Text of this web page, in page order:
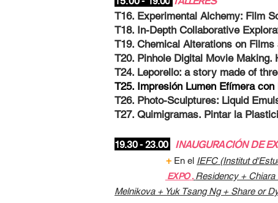
T16. Experimental Alchemy: Film
T18. In-Depth Collaborative
T19. Chemical Alterations on
T20. Pinhole Digital Movie
T24. Leporello: a story made of
T25. Impresión Lumen Efímera con
T26. Photo-Sculptures: Liquid
T27. Quimigramas. Pintar la
19.30 - 23.00 INAUGURACIÓN DE
+ En el IEFC (Institut d'Estu
EXPO . Residency +
Melnikova + Yuk Tsang Ng + Share or